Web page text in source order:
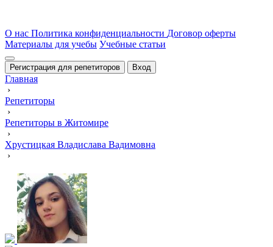
О нас Политика конфиденциальности Договор оферты
Материалы для учебы Учебные статьи
Регистрация для репетиторов Вход
Главная
›
Репетиторы
›
Репетиторы в Житомире
›
Хрустицкая Владислава Вадимовна
›